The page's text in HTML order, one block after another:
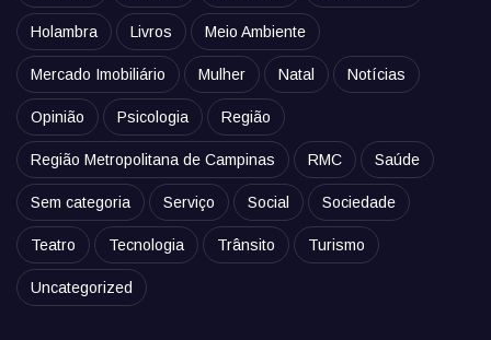
Holambra Livros Meio Ambiente
Mercado Imobiliário Mulher Natal Notícias
Opinião Psicologia Região
Região Metropolitana de Campinas RMC Saúde
Sem categoria Serviço Social Sociedade
Teatro Tecnologia Trânsito Turismo
Uncategorized